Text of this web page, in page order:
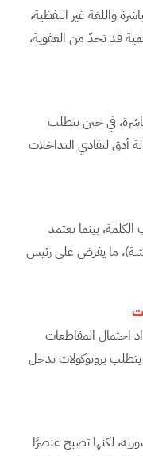
واللغة غير اللفظية،
قد تحدّ من العفوية،
في حين يتطلب
أدق لتفادي التداخلات
بينما تعتمد
ما يفرض على رئيس
احتمال المقاطعات
يتطلب بروتوكولات تدخل
لكنها تصبح عنصرًا